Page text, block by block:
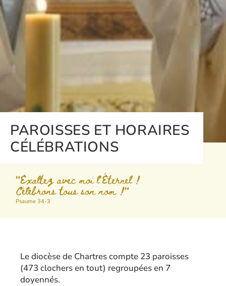
"Exaltez avec moi l'Éternel !
Célébrons tous son nom !"
Psaume 34-3
PAROISSES ET HORAIRES
CÉLÉBRATIONS
Le diocèse de Chartres compte 23 paroisses
(473 clochers en tout) regroupées en 7
doyennés.